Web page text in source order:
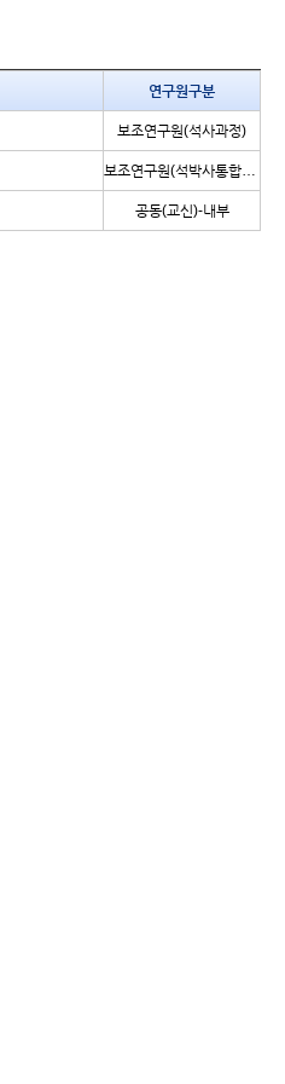
연구원구분
보조연구원(석사과정)
보조연구원(석박사통합과정)
공동(교신)-내부